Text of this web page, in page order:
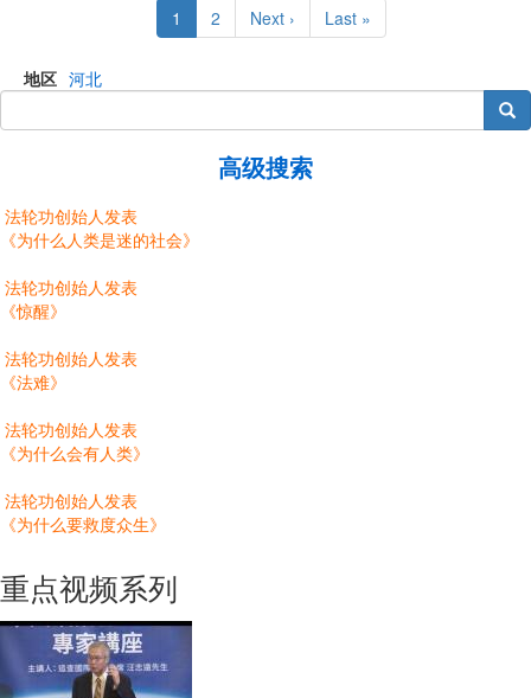
Current
page
1 Page
2
Next
page
Next ›
Last
page
Last »
地区 河北
搜索
高级搜索
法轮功创始人发表
《为什么人类是迷的社会》
法轮功创始人发表
《惊醒》
法轮功创始人发表
《法难》
法轮功创始人发表
《为什么会有人类》
法轮功创始人发表
《为什么要救度众生》
重点视频系列